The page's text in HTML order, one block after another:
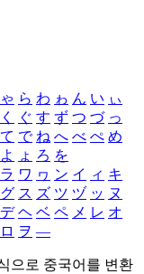
ゃ ら わ ゎ ん い ぃ
く ぐ す ず つ づ っ
て で ね へ べ ぺ め
よ ょ ろ を
ラ ワ ヮ ン イ ィ キ
グ ス ズ ツ ヅ ッ ヌ
デ ヘ ベ ペ メ レ オ
ロ ヲ ―
으로 중국어를 변환